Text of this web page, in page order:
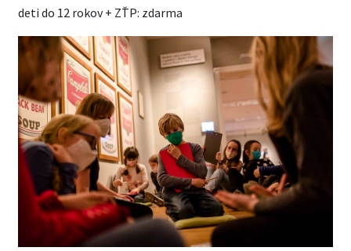
deti do 12 rokov + ZŤP: zdarma